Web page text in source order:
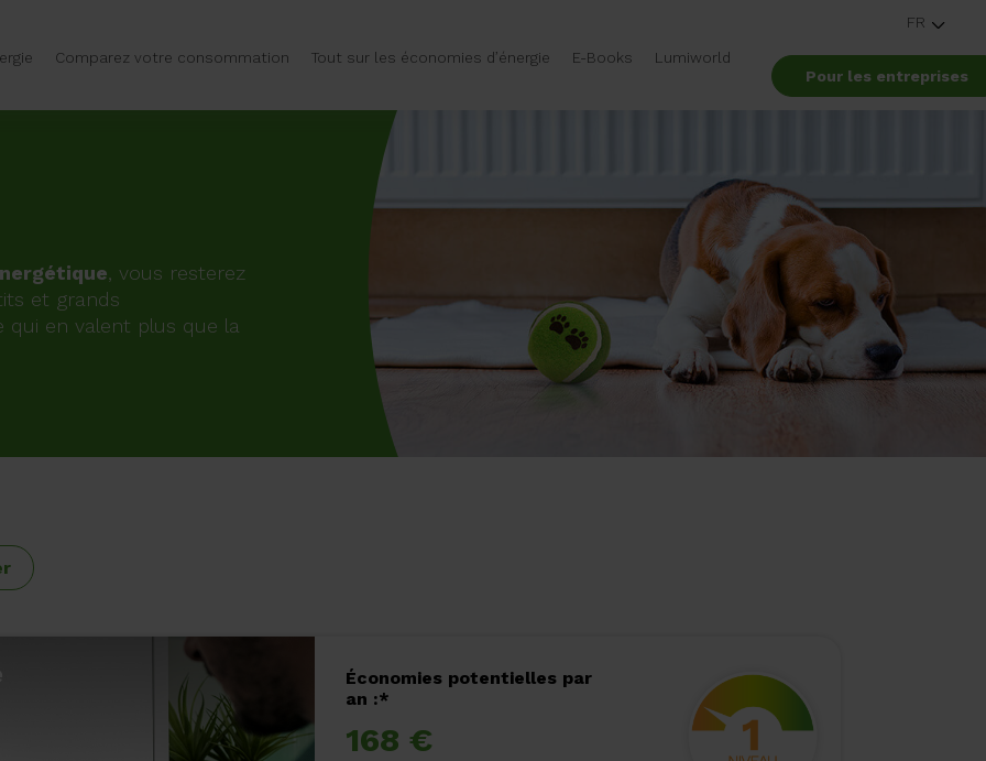
FR
Pour les entreprises
Comparez votre consommation Tout sur les économies d’énergie E-Books Lumiworld
, vous resterez
et grands
qui en valent plus que la
Économies potentielles par
an :*
168 €